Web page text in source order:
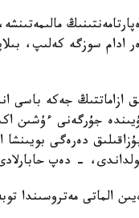
بولعان. ءوزارا تانىس 5 ەر ادام
ازاماتتىڭ جەكە باسى
جۇرگەنى ءۇشىن
دەرەگى
- دەپ
الماتى مەتروسىندا